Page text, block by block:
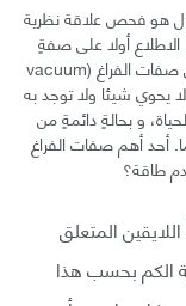
هو فحص علاقة نظرية
الاطلاع أولا على صفةٍ
أخرى من الصفات غير الاعتيادية لنظرية الكم، إلّا وهي صفات الفراغ (vacuum
يحوي شيئا ولا توجد به
و بحالةٍ دائمةٍ من
أحد أهم صفات الفراغ
طاقة؟
المتعلق
الكم بحسب هذا